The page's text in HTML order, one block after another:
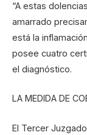
“A estas
amarrado
está la
posee cuatro
el diagnóstico.
LA MEDIDA DE
El Tercer